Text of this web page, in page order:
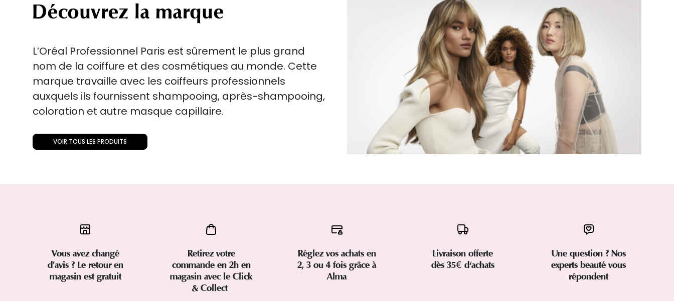
Découvrez la marque
L’Oréal Professionnel Paris est sûrement le plus grand
nom de la coiffure et des cosmétiques au monde. Cette
marque travaille avec les coiffeurs professionnels
auxquels ils fournissent shampooing, après-shampooing,
coloration et autre masque capillaire.
VOIR TOUS LES PRODUITS
Vous avez changé
d’avis ? Le retour en
magasin est gratuit
Retirez votre
commande en 2h en
magasin avec le Click
& Collect
Réglez vos achats en
2, 3 ou 4 fois grâce à
Alma
Livraison offerte
dès 35€ d'achats
Une question ? Nos
experts beauté vous
répondent